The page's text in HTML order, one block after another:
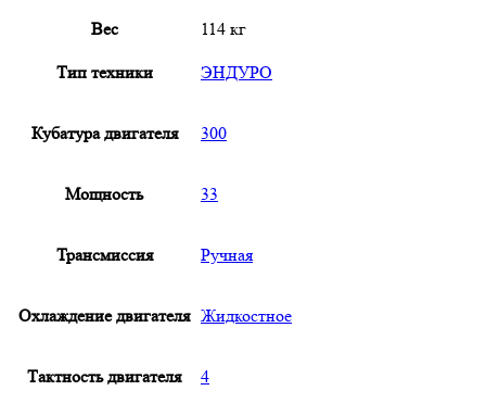
Вес 114 кг
Тип техники ЭНДУРО
Кубатура двигателя 300
Мощность 33
Трансмиссия Ручная
Охлаждение двигателя Жидкостное
Тактность двигателя 4